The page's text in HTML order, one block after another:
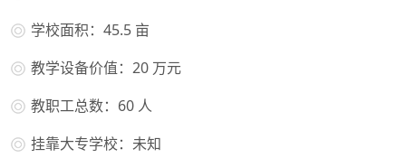
学校面积：45.5 亩
教学设备价值：20 万元
教职工总数：60 人
挂靠大专学校：未知